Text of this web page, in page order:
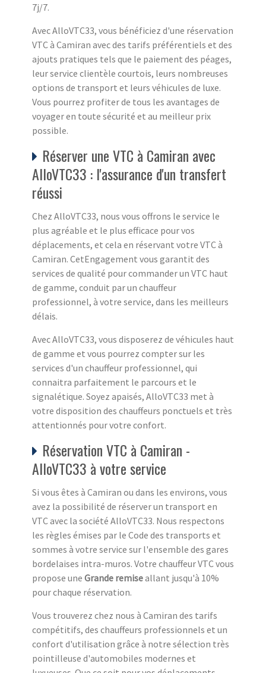
7j/7.
Avec AlloVTC33, vous bénéficiez d'une réservation
VTC à Camiran avec des tarifs préférentiels et des
ajouts pratiques tels que le paiement des péages,
leur service clientèle courtois, leurs nombreuses
options de transport et leurs véhicules de luxe.
Vous pourrez profiter de tous les avantages de
voyager en toute sécurité et au meilleur prix
possible.
Réserver une VTC à Camiran avec
AlloVTC33 : l'assurance d'un transfert
réussi
Chez AlloVTC33, nous vous offrons le service le
plus agréable et le plus efficace pour vos
déplacements, et cela en réservant votre VTC à
Camiran. CetEngagement vous garantit des
services de qualité pour commander un VTC haut
de gamme, conduit par un chauffeur
professionnel, à votre service, dans les meilleurs
délais.
Avec AlloVTC33, vous disposerez de véhicules haut
de gamme et vous pourrez compter sur les
services d'un chauffeur professionnel, qui
connaitra parfaitement le parcours et le
signalétique. Soyez apaisés, AlloVTC33 met à
votre disposition des chauffeurs ponctuels et très
attentionnés pour votre confort.
Réservation VTC à Camiran -
AlloVTC33 à votre service
Si vous êtes à Camiran ou dans les environs, vous
avez la possibilité de réserver un transport en
VTC avec la société AlloVTC33. Nous respectons
les règles émises par le Code des transports et
sommes à votre service sur l'ensemble des gares
bordelaises intra-muros. Votre chauffeur VTC vous
propose une Grande remiseallant jusqu'à 10%
pour chaque réservation.
Vous trouverez chez nous à Camiran des tarifs
compétitifs, des chauffeurs professionnels et un
confort d'utilisation grâce à notre sélection très
pointilleuse d'automobiles modernes et